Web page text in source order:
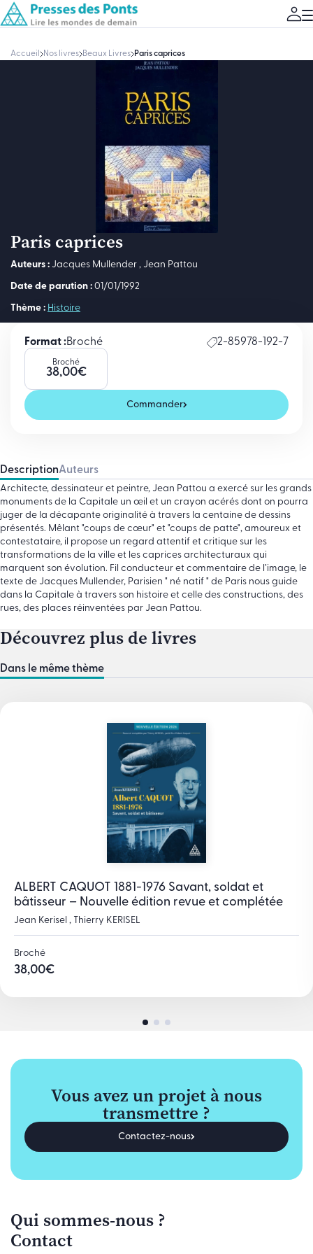
Accueil Nos livres Beaux Livres Paris caprices
Paris caprices
Auteurs : Jacques Mullender , Jean Pattou
Date de parution : 01/01/1992
Thème : Histoire
Format :Broché 2-85978-192-7
Broché
38,00€
Commander
DescriptionAuteurs
Architecte, dessinateur et peintre, Jean Pattou a exercé sur les grands
monuments de la Capitale un œil et un crayon acérés dont on pourra
juger de la décapante originalité à travers la centaine de dessins
présentés. Mêlant "coups de cœur" et "coups de patte", amoureux et
contestataire, il propose un regard attentif et critique sur les
transformations de la ville et les caprices architecturaux qui
marquent son évolution. Fil conducteur et commentaire de l’image, le
texte de Jacques Mullender, Parisien " né natif " de Paris nous guide
dans la Capitale à travers son histoire et celle des constructions, des
rues, des places réinventées par Jean Pattou.
Découvrez plus de livres
Dans le même thème
ALBERT CAQUOT 1881-1976 Savant, soldat et
bâtisseur – Nouvelle édition revue et complétée
Jean Kerisel , Thierry KERISEL
Broché
38,00€
Vous avez un projet à nous
transmettre ?
Contactez-nous
Qui sommes-nous ?
Contact